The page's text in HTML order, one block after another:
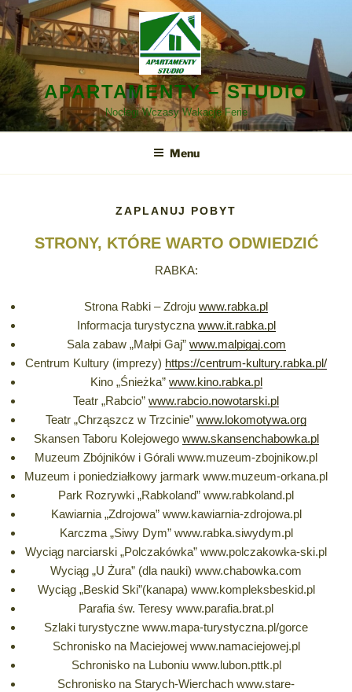
Przejdź
do
treści
APARTAMENTY – STUDIO
Noclegi Wczasy Wakacje Ferie
Menu
ZAPLANUJ POBYT
STRONY, KTÓRE WARTO ODWIEDZIĆ
RABKA:
Strona Rabki – Zdroju www.rabka.pl
Informacja turystycznawww.it.rabka.pl
Sala zabaw „Małpi Gaj” www.malpigaj.com
Centrum Kultury (imprezy) https://centrum-kultury.rabka.pl/
Kino „Śnieżka” www.kino.rabka.pl
Teatr „Rabcio” www.rabcio.nowotarski.pl
Teatr „Chrząszcz w Trzcinie” www.lokomotywa.org
Skansen Taboru Kolejowego www.skansenchabowka.pl
Muzeum Zbójników i Górali www.muzeum-zbojnikow.pl
Muzeum i poniedziałkowy jarmark www.muzeum-orkana.pl
Park Rozrywki „Rabkoland” www.rabkoland.pl
Kawiarnia „Zdrojowa” www.kawiarnia-zdrojowa.pl
Karczma „Siwy Dym” www.rabka.siwydym.pl
Wyciąg narciarski „Polczakówka” www.polczakowka-ski.pl
Wyciąg „U Żura” (dla nauki) www.chabowka.com
Wyciąg „Beskid Ski”(kanapa) www.kompleksbeskid.pl
Parafia św. Teresy www.parafia.brat.pl
Szlaki turystyczne www.mapa-turystyczna.pl/gorce
Schronisko na Maciejowej www.namaciejowej.pl
Schronisko na Luboniu www.lubon.pttk.pl
Schronisko na Starych-Wierchach www.stare-